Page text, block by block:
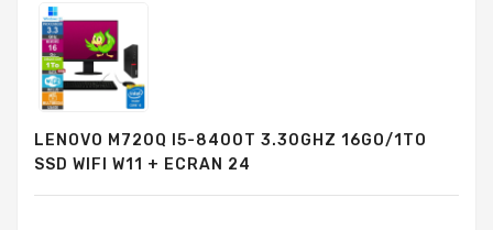
Mémoires
RAM
Durs
Composants
LENOVO M720Q I5-8400T 3.30GHZ 16GO/1TO
SSD WIFI W11 + ECRAN 24